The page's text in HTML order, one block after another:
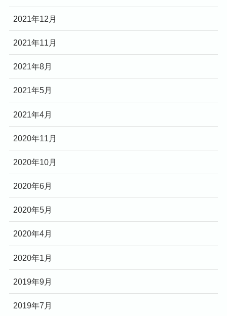
2021年12月
2021年11月
2021年8月
2021年5月
2021年4月
2020年11月
2020年10月
2020年6月
2020年5月
2020年4月
2020年1月
2019年9月
2019年7月